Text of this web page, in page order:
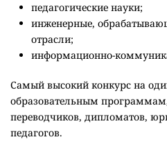
педагогические науки;
инженерные,
отрасли;
информационно-
Самый высокий конкурс на
образовательным
переводчиков, дипломатов,
педагогов.